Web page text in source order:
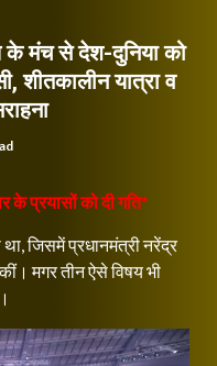
के मंच से देश-दुनिया को
शीतकालीन यात्रा व
के प्रयासों को दी गति*
जिसमें प्रधानमंत्री नरेंद्र
मगर तीन ऐसे विषय भी